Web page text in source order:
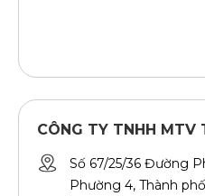
CÔNG TY TNHH MTV
Số 67/25/36 Đường
Phường 4, Thành